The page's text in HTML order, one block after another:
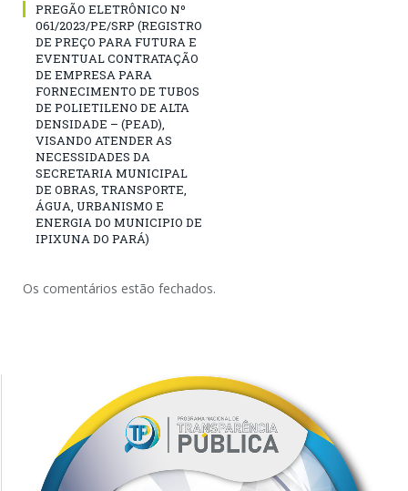
PREGÃO ELETRÔNICO Nº
061/2023/PE/SRP (REGISTRO
DE PREÇO PARA FUTURA E
EVENTUAL CONTRATAÇÃO
DE EMPRESA PARA
FORNECIMENTO DE TUBOS
DE POLIETILENO DE ALTA
DENSIDADE – (PEAD),
VISANDO ATENDER AS
NECESSIDADES DA
SECRETARIA MUNICIPAL
DE OBRAS, TRANSPORTE,
ÁGUA, URBANISMO E
ENERGIA DO MUNICIPIO DE
IPIXUNA DO PARÁ)
Os comentários estão fechados.